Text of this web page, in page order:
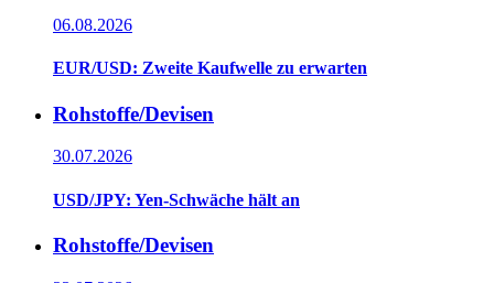
06.08.2026
EUR/USD: Zweite Kaufwelle zu erwarten
Rohstoffe/Devisen
30.07.2026
USD/JPY: Yen-Schwäche hält an
Rohstoffe/Devisen